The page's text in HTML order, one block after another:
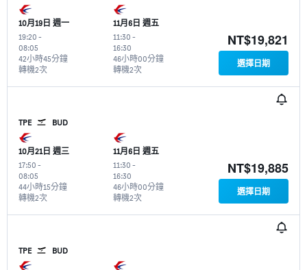
10月19日 週一
19:20 -
08:05
轉機2次
42小時45分鐘
11月6日 週五
11:30 -
16:30
轉機2次
46小時00分鐘
NT$19,821
選擇日期
TPE BUD
10月21日 週三
17:50 -
08:05
轉機2次
44小時15分鐘
11月6日 週五
11:30 -
16:30
轉機2次
46小時00分鐘
NT$19,885
選擇日期
TPE BUD